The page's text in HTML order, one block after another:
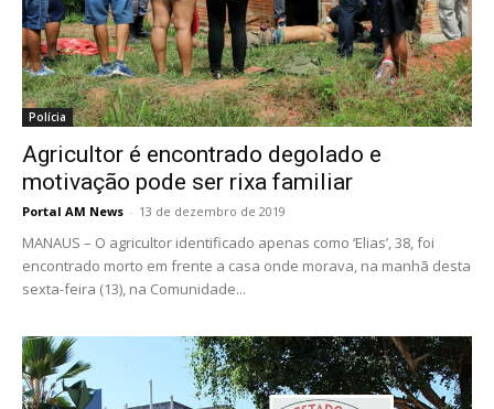
Polícia
Agricultor é encontrado degolado e
motivação pode ser rixa familiar
Portal AM News - 13 de dezembro de 2019
MANAUS – O agricultor identificado apenas como ‘Elias’, 38, foi
encontrado morto em frente a casa onde morava, na manhã desta
sexta-feira (13), na Comunidade...